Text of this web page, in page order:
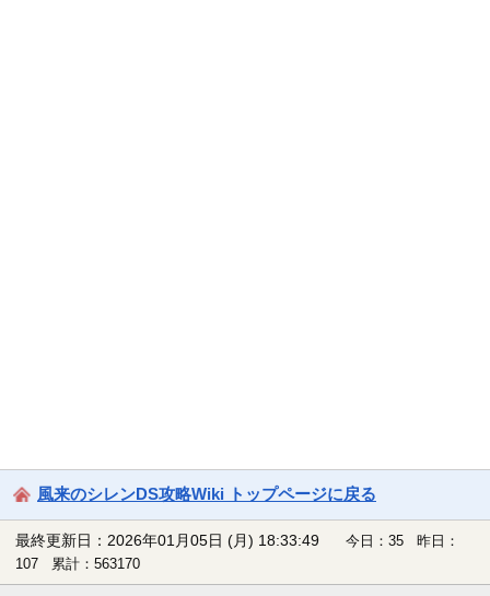
風来のシレンDS攻略Wiki トップページに戻る
最終更新日：2026年01月05日 (月) 18:33:49
今日：35 昨日：
107 累計：563170